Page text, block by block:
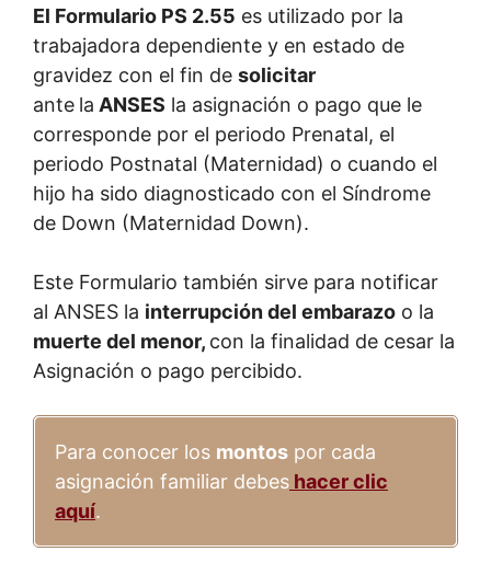
El Formulario PS 2.55 es utilizado por la
trabajadora dependiente y en estado de
gravidez con el fin de solicitar
ante la ANSES la asignación o pago que le
corresponde por el periodo Prenatal, el
periodo Postnatal (Maternidad) o cuando el
hijo ha sido diagnosticado con el Síndrome
de Down (Maternidad Down).
Este Formulario también sirve para notificar
al ANSES la interrupción del embarazo o la
muerte del menor, con la finalidad de cesar la
Asignación o pago percibido.
Para conocer los montos por cada
asignación familiar debes hacer clic
aquí.